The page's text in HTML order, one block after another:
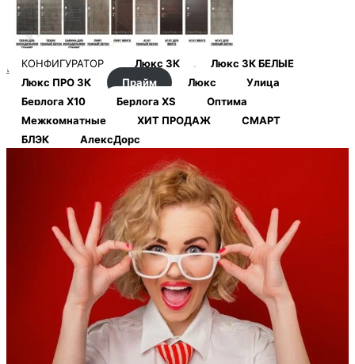
Внешние панели аргус и берлога
КОНФИГУРАТОР Люкс 3К
Люкс 3К БЕЛЫЕ
Люкс ПРО 3К
Прайм Люкс
Улица
Берлога Х10
Берлога XS
Оптима
Межкомнатные
ХИТ ПРОДАЖ
СМАРТ
БЛЭК
АлексДорс